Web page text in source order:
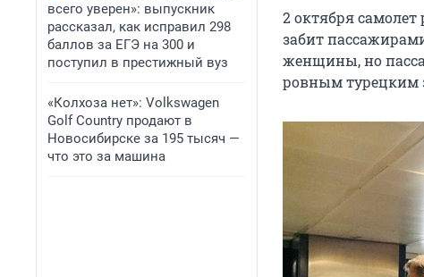
всего уверен»: выпускник
рассказал, как исправил 298
баллов за ЕГЭ на 300 и
поступил в престижный вуз
«Колхоза нет»: Volkswagen
Golf Сountry продают в
Новосибирске за 195 тысяч —
что это за машина
2 октября
забит
женщины, но
ровным турецким